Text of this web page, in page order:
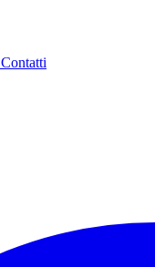
Contatti